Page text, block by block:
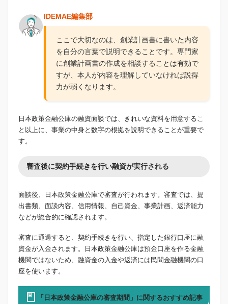
IDEMAE編集部
ここで大切なのは、創業計画書に書いた内容
を自分の言葉で説明できることです。専門家
に創業計画書の作成を相談することは有効で
すが、本人が内容を理解していなければ説得
力が弱くなります。
日本政策金融公庫の融資面談では、きれいな資料を用意するこ
と以上に、事業の中身と数字の根拠を説明できることが重要で
す。
審査後に契約手続きを行い融資が実行される
面談後、日本政策金融公庫で審査が行われます。審査では、提
出書類、面談内容、信用情報、自己資金、事業計画、返済能力
などが総合的に確認されます。
審査に通過すると、契約手続きを行い、指定した銀行口座に融
資金が入金されます。日本政策金融公庫は預金口座を作る金融
機関ではないため、融資金の入金や返済には民間金融機関の口
座を使います。
「日本政策金融公庫の審査期間」に関するおすすめ記事